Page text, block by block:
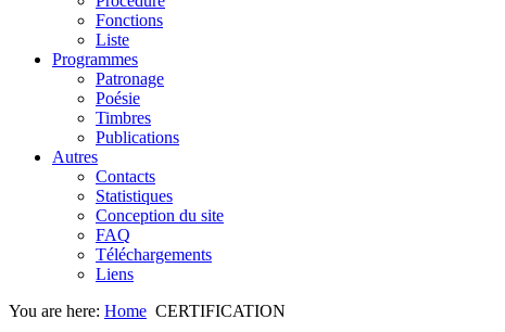
Fonctions
Liste
Programmes
Patronage
Poésie
Timbres
Publications
Autres
Contacts
Statistiques
Conception du site
FAQ
Téléchargements
Liens
You are here: Home CERTIFICATION